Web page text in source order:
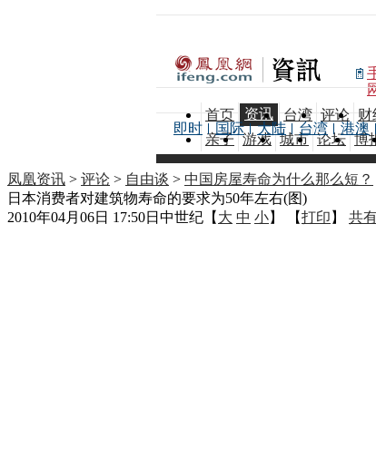
首页 资讯 台湾 评论 财
亲子 游戏 城市 论坛 博
即时 国际 大陆 台湾 港澳
凤凰资讯 > 评论 > 自由谈 > 中国房屋寿命为什么那么短？
日本消费者对建筑物寿命的要求为50年左右(图)
2010年04月06日 17:50日中世纪 【 大 中 小】 【打印 】 共